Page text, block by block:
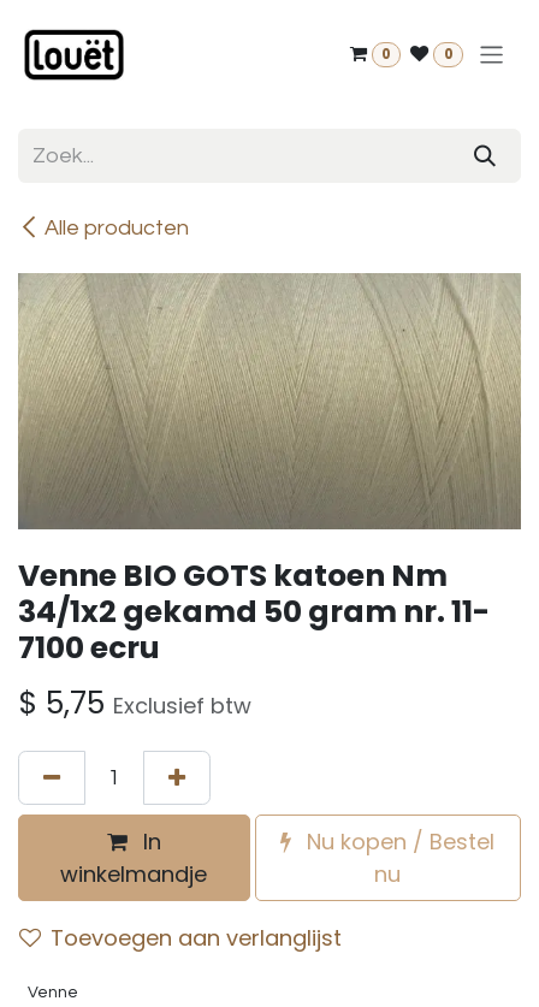
0 0
Alle producten
Venne BIO GOTS katoen Nm
34/1x2 gekamd 50 gram nr. 11-
7100 ecru
$ 5,75 Exclusief btw
In
winkelmandje
Nu kopen / Bestel
nu
Toevoegen aan verlanglijst
Venne